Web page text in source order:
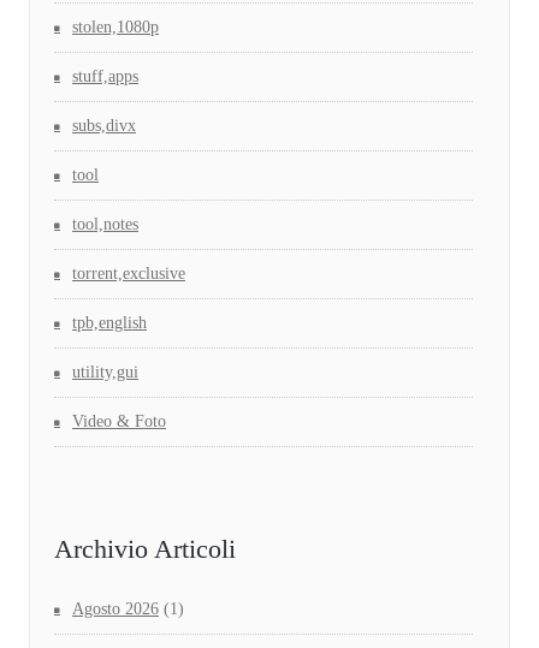
stolen,1080p
stuff,apps
subs,divx
tool
tool,notes
torrent,exclusive
tpb,english
utility,gui
Video & Foto
Archivio Articoli
Agosto 2026 (1)